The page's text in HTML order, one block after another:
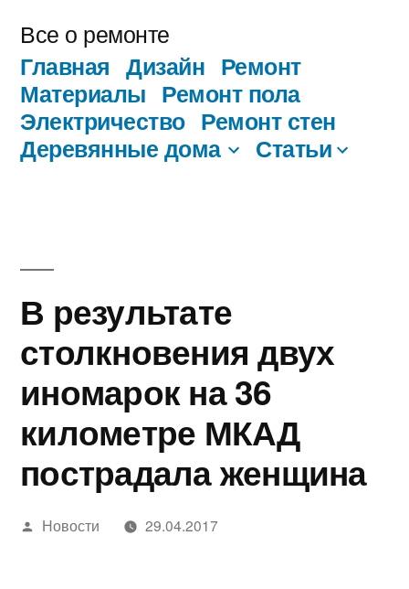
содержимому
Все о ремонте
Главная Дизайн Ремонт
Материалы Ремонт пола
Электричество Ремонт стен
Деревянные дома
Статьи
В результате
столкновения двух
иномарок на 36
километре МКАД
пострадала женщина
Написано
Новости 29.04.2017